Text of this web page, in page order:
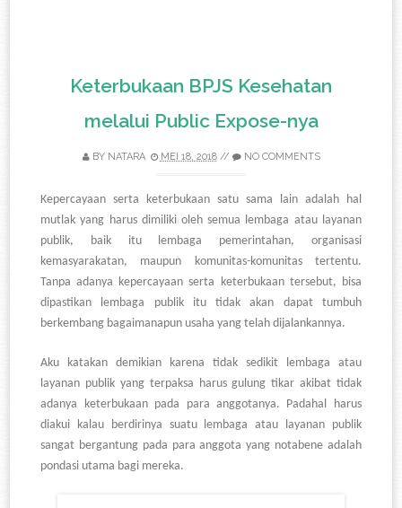
Keterbukaan BPJS Kesehatan
melalui Public Expose-nya
BY NATARA MEI 18, 2018// NO COMMENTS
Kepercayaan serta keterbukaan satu sama lain adalah hal
mutlak yang harus dimiliki oleh semua lembaga atau layanan
publik, baik itu lembaga pemerintahan, organisasi
kemasyarakatan, maupun komunitas-komunitas tertentu.
Tanpa adanya kepercayaan serta keterbukaan tersebut, bisa
dipastikan lembaga publik itu tidak akan dapat tumbuh
berkembang bagaimanapun usaha yang telah dijalankannya.
Aku katakan demikian karena tidak sedikit lembaga atau
layanan publik yang terpaksa harus gulung tikar akibat tidak
adanya keterbukaan pada para anggotanya. Padahal harus
diakui kalau berdirinya suatu lembaga atau layanan publik
sangat bergantung pada para anggota yang notabene adalah
pondasi utama bagi mereka.